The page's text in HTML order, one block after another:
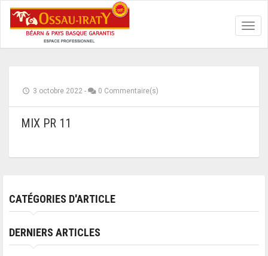
3 octobre 2022 - 0 Commentaire(s)
MIX PR 11
CATÉGORIES D'ARTICLE
DERNIERS ARTICLES